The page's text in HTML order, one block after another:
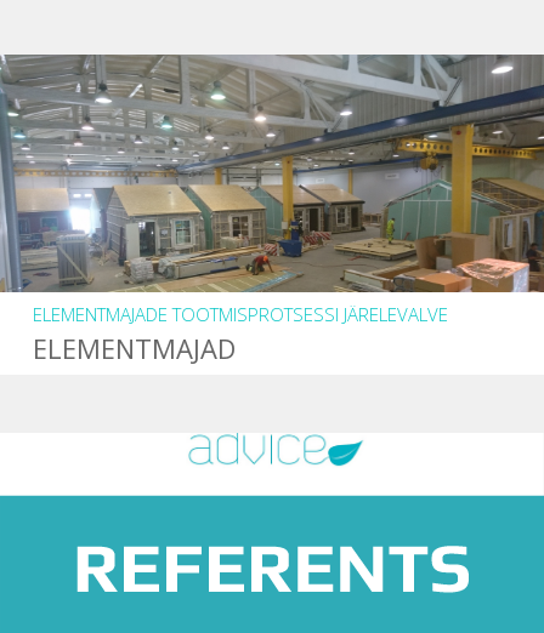
ELEMENTMAJADE TOOTMISPROTSESSI JÄRELEVALVE
ELEMENTMAJAD